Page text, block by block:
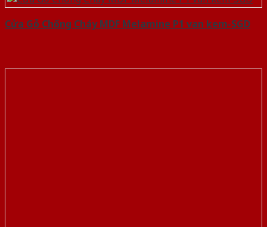
Cửa Gỗ Chống Cháy MDF Melamine P1 van kem-SGD